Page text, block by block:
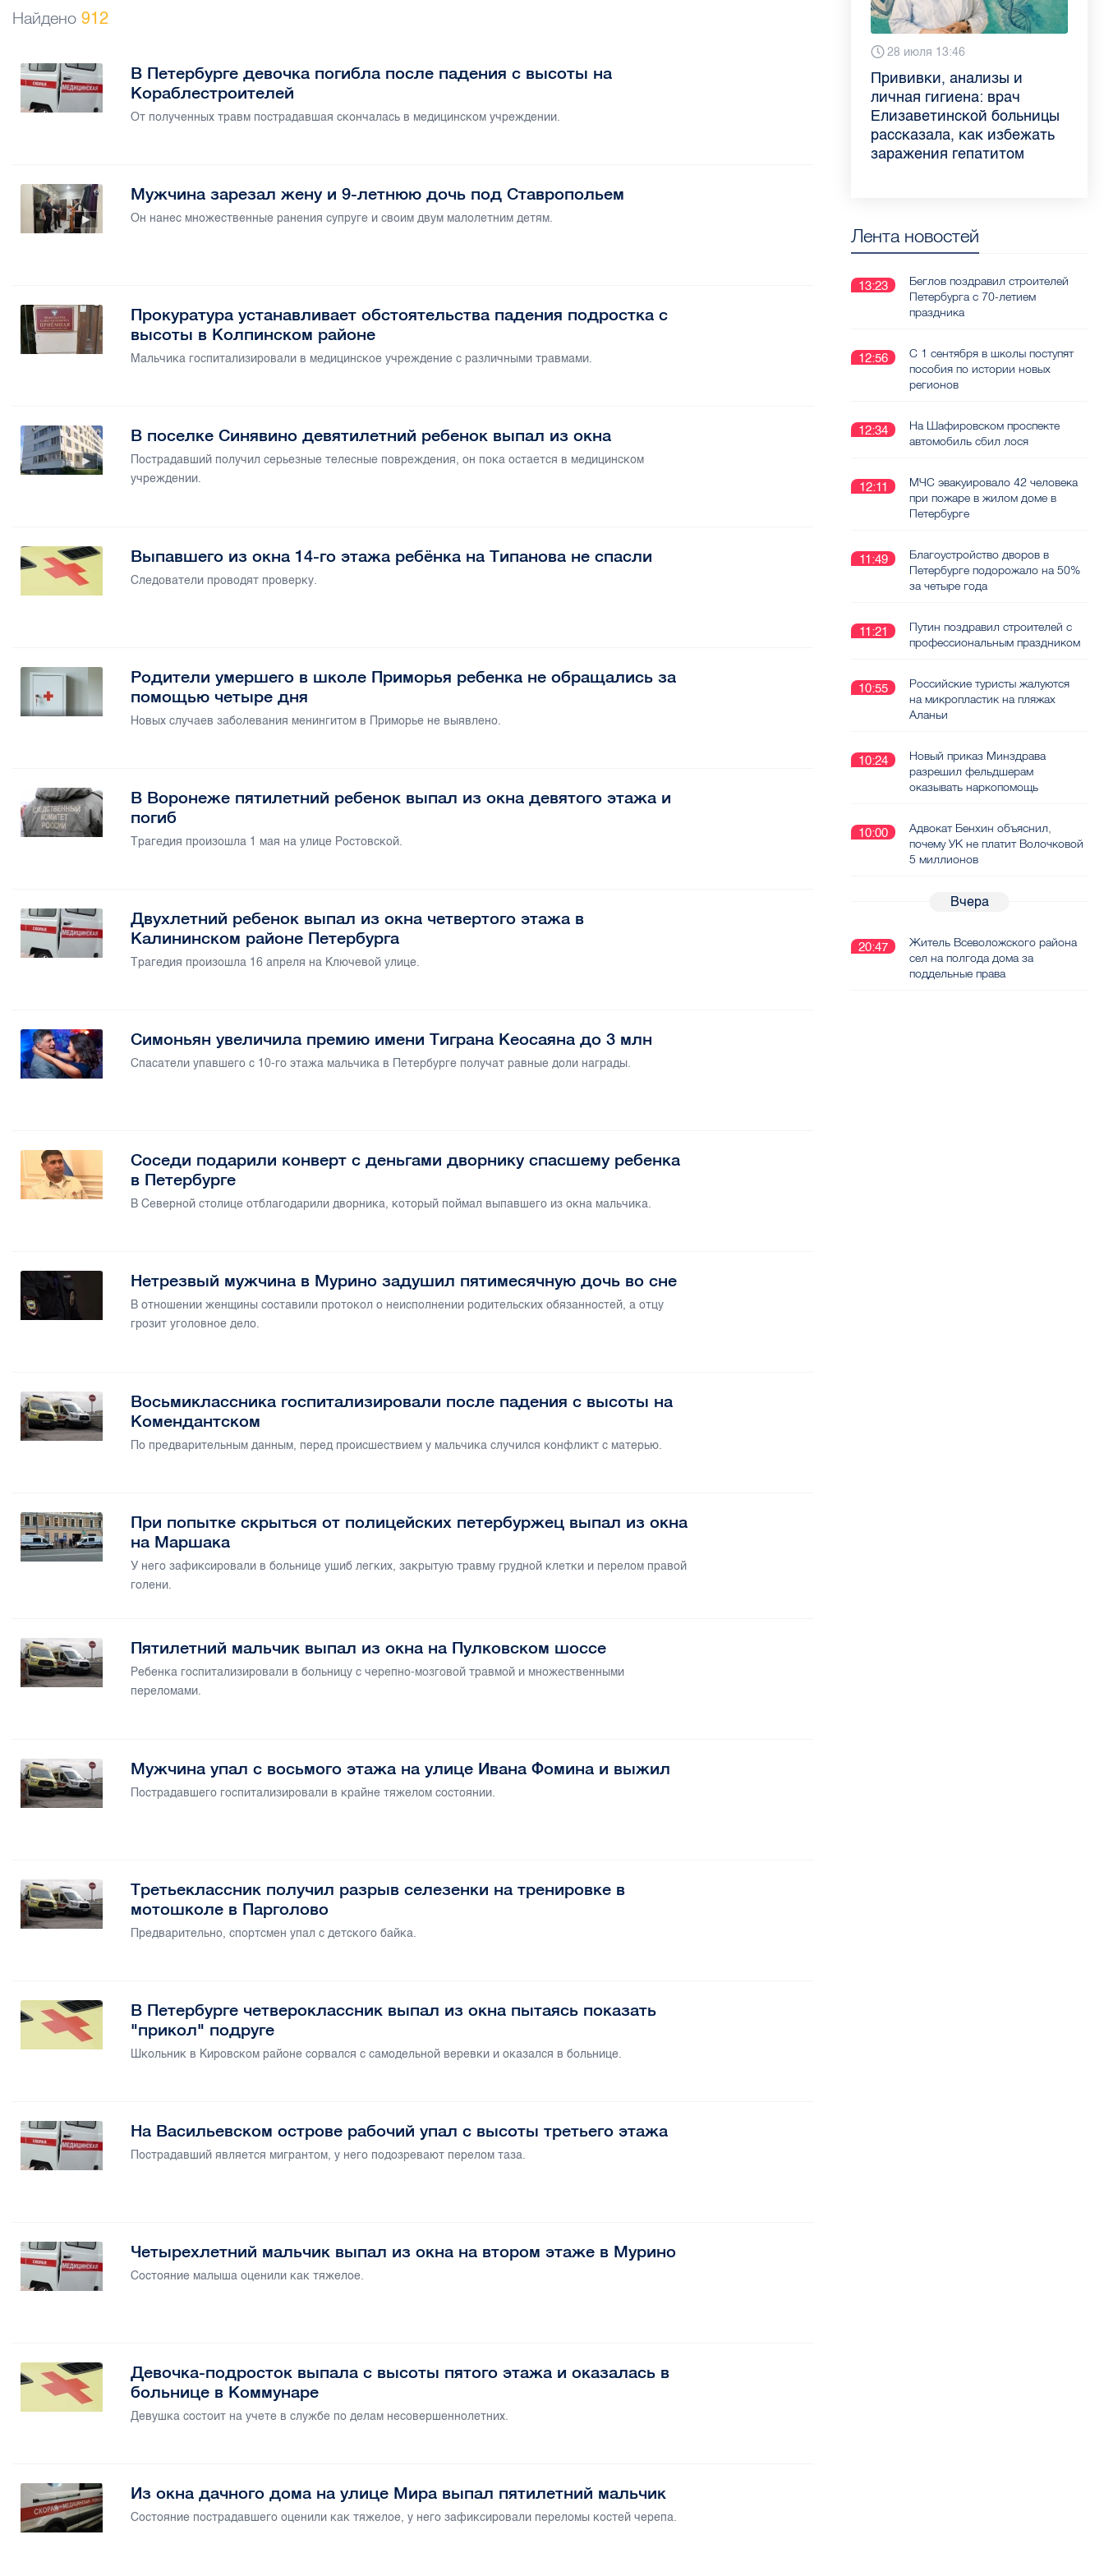
Найдено 912
В Петербурге девочка погибла после падения с высоты на
Кораблестроителей
От полученных травм пострадавшая скончалась в медицинском учреждении.
Мужчина зарезал жену и 9-летнюю дочь под Ставропольем
Он нанес множественные ранения супруге и своим двум малолетним детям.
Прокуратура устанавливает обстоятельства падения подростка с
высоты в Колпинском районе
Мальчика госпитализировали в медицинское учреждение с различными травмами.
В поселке Синявино девятилетний ребенок выпал из окна
Пострадавший получил серьезные телесные повреждения, он пока остается в медицинском
учреждении.
Выпавшего из окна 14-го этажа ребёнка на Типанова не спасли
Следователи проводят проверку.
Родители умершего в школе Приморья ребенка не обращались за
помощью четыре дня
Новых случаев заболевания менингитом в Приморье не выявлено.
В Воронеже пятилетний ребенок выпал из окна девятого этажа и
погиб
Трагедия произошла 1 мая на улице Ростовской.
Двухлетний ребенок выпал из окна четвертого этажа в
Калининском районе Петербурга
Трагедия произошла 16 апреля на Ключевой улице.
Симоньян увеличила премию имени Тиграна Кеосаяна до 3 млн
Спасатели упавшего с 10-го этажа мальчика в Петербурге получат равные доли награды.
Соседи подарили конверт с деньгами дворнику спасшему ребенка
в Петербурге
В Северной столице отблагодарили дворника, который поймал выпавшего из окна мальчика.
Нетрезвый мужчина в Мурино задушил пятимесячную дочь во сне
В отношении женщины составили протокол о неисполнении родительских обязанностей, а отцу
грозит уголовное дело.
Восьмиклассника госпитализировали после падения с высоты на
Комендантском
По предварительным данным, перед происшествием у мальчика случился конфликт с матерью.
При попытке скрыться от полицейских петербуржец выпал из окна
на Маршака
У него зафиксировали в больнице ушиб легких, закрытую травму грудной клетки и перелом правой
голени.
Пятилетний мальчик выпал из окна на Пулковском шоссе
Ребенка госпитализировали в больницу с черепно-мозговой травмой и множественными
переломами.
Мужчина упал с восьмого этажа на улице Ивана Фомина и выжил
Пострадавшего госпитализировали в крайне тяжелом состоянии.
Третьеклассник получил разрыв селезенки на тренировке в
мотошколе в Парголово
Предварительно, спортсмен упал с детского байка.
В Петербурге четвероклассник выпал из окна пытаясь показать
"прикол" подруге
Школьник в Кировском районе сорвался с самодельной веревки и оказался в больнице.
На Васильевском острове рабочий упал с высоты третьего этажа
Пострадавший является мигрантом, у него подозревают перелом таза.
Четырехлетний мальчик выпал из окна на втором этаже в Мурино
Состояние малыша оценили как тяжелое.
Девочка-подросток выпала с высоты пятого этажа и оказалась в
больнице в Коммунаре
Девушка состоит на учете в службе по делам несовершеннолетних.
Из окна дачного дома на улице Мира выпал пятилетний мальчик
Состояние пострадавшего оценили как тяжелое, у него зафиксировали переломы костей черепа.
6 августа 9:02
Piter.TV находится в
ТОП-10 рейтинга самых
цитируемых СМИ
Петербурга и Ленобласти
во II квартале 2026 года
28 июля 13:46
Прививки, анализы и
личная гигиена: врач
Елизаветинской больницы
рассказала, как избежать
заражения гепатитом
13 июля 9:05
Как обезопасить ребенка
летом: советы педиатра
для родителей
3 июля 11:56
Проходные баллы в вузах
СПб — 2026: где самый
высокий и самый низкий
конкурс
Лента новостей
13:23
Беглов поздравил строителей
Петербурга с 70-летием
праздника
12:56
С 1 сентября в школы поступят
пособия по истории новых
регионов
12:34
На Шафировском проспекте
автомобиль сбил лося
12:11
МЧС эвакуировало 42 человека
при пожаре в жилом доме в
Петербурге
11:49
Благоустройство дворов в
Петербурге подорожало на 50%
за четыре года
11:21
Путин поздравил строителей с
профессиональным праздником
10:55
Российские туристы жалуются
на микропластик на пляжах
Аланьи
10:24
Новый приказ Минздрава
разрешил фельдшерам
оказывать наркопомощь
10:00
Адвокат Бенхин объяснил,
почему УК не платит Волочковой
5 миллионов
Вчера
20:47
Житель Всеволожского района
сел на полгода дома за
поддельные права